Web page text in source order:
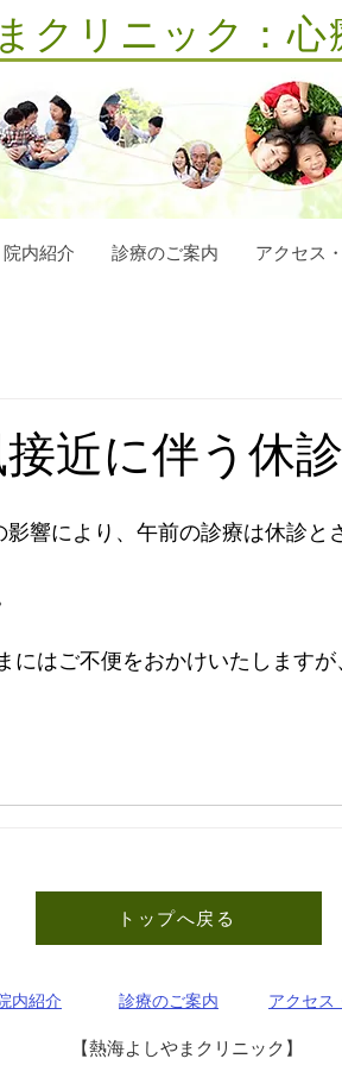
クリニック：心
院内紹介 診療のご案内 アクセス
近に伴う休
響により、午前の診療は休診と
にはご不便をおかけいたします
ク
トップへ戻る
内紹介 診療のご案内 アクセス
【熱海よしやまクリニック】